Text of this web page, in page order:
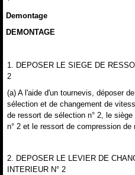
Demontage
DEMONTAGE
1. DEPOSER LE SIEGE DE
2
(a) A l'aide d'un tournevis, déposer
sélection et de changement de
de ressort de sélection n° 2, le
n° 2 et le ressort de compression de
2. DEPOSER LE LEVIER DE
INTERIEUR N° 2